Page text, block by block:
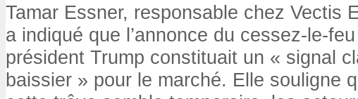
Tamar Essner, responsable chez Vectis
a indiqué que l’annonce du cessez-le-
président Trump constituait un « signal
baissier » pour le marché. Elle souligne